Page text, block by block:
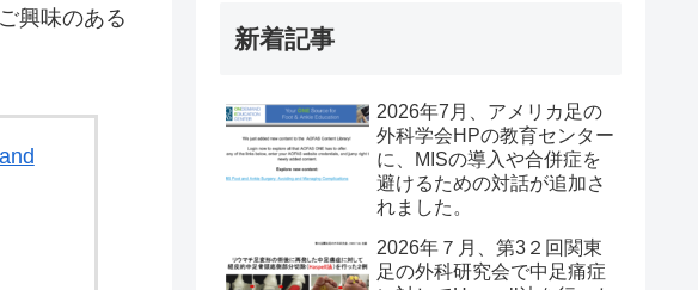
興味のある
新着記事
2026年7月、アメリカ足の
外科学会HPの教育センター
に、MISの導入や合併症を
避けるための対話が追加さ
れました。
2026年７月、第3２回関東
足の外科研究会で中足痛症